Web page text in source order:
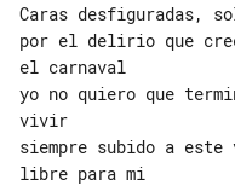
Caras desfiguradas,
por el delirio que
el carnaval
yo no quiero que
vivir
siempre subido a
libre para mi